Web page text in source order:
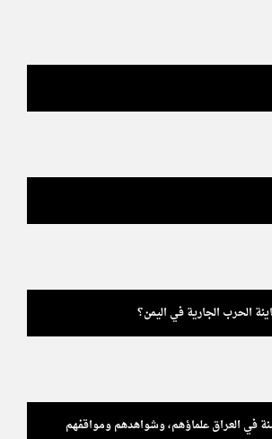
الحرب الجارية في اليمن؟
في العراق علماؤهم، وشواهدهم ومواقفهم